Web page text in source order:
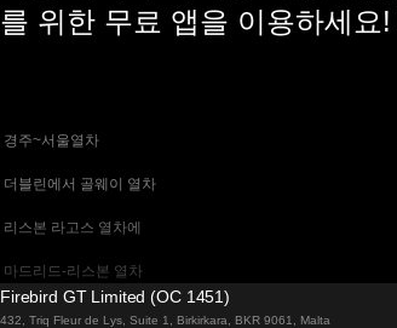
를 위한 무료 앱을 이용하세요!
경주~서울열차
더블린에서 골웨이 열차
리스본 라고스 열차에
마드리드-리스본 열차
말라가 마드리드 기차에
Firebird GT Limited (OC 1451)
432, Triq Fleur de Lys, Suite 1, Birkirkara, BKR 9061, Malta